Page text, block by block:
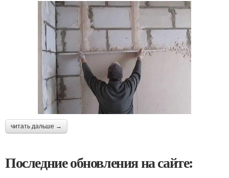
читать дальше →
Последние обновления на сайте: